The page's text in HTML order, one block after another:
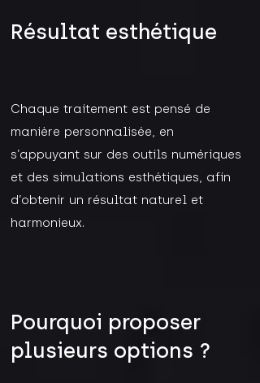
Résultat esthétique
Chaque traitement est pensé de
manière personnalisée, en
s’appuyant sur des outils numériques
et des simulations esthétiques, afin
d’obtenir un résultat naturel et
harmonieux.
Pourquoi proposer
plusieurs options ?